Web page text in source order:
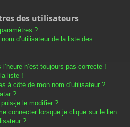
des utilisateurs
?
d’utilisateur de la liste des
n’est toujours pas correcte !
liste !
à côté de mon nom d’utilisateur ?
?
je le modifier ?
connecter lorsque je clique sur le lien
?